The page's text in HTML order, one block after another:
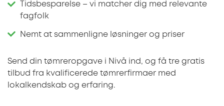
Tidsbesparelse – vi matcher dig med relevante
fagfolk
Nemt at sammenligne løsninger og priser
Send din tømreropgave i Nivå ind, og få tre gratis
tilbud fra kvalificerede tømrerfirmaer med
lokalkendskab og erfaring.